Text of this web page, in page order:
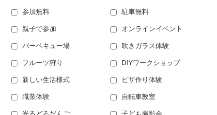
参加無料 駐車無料
親子で参加 オンラインイベント
バーベキュー場 吹きガラス体験
フルーツ狩り DIYワークショップ
新しい生活様式 ピザ作り体験
職業体験 自転車教室